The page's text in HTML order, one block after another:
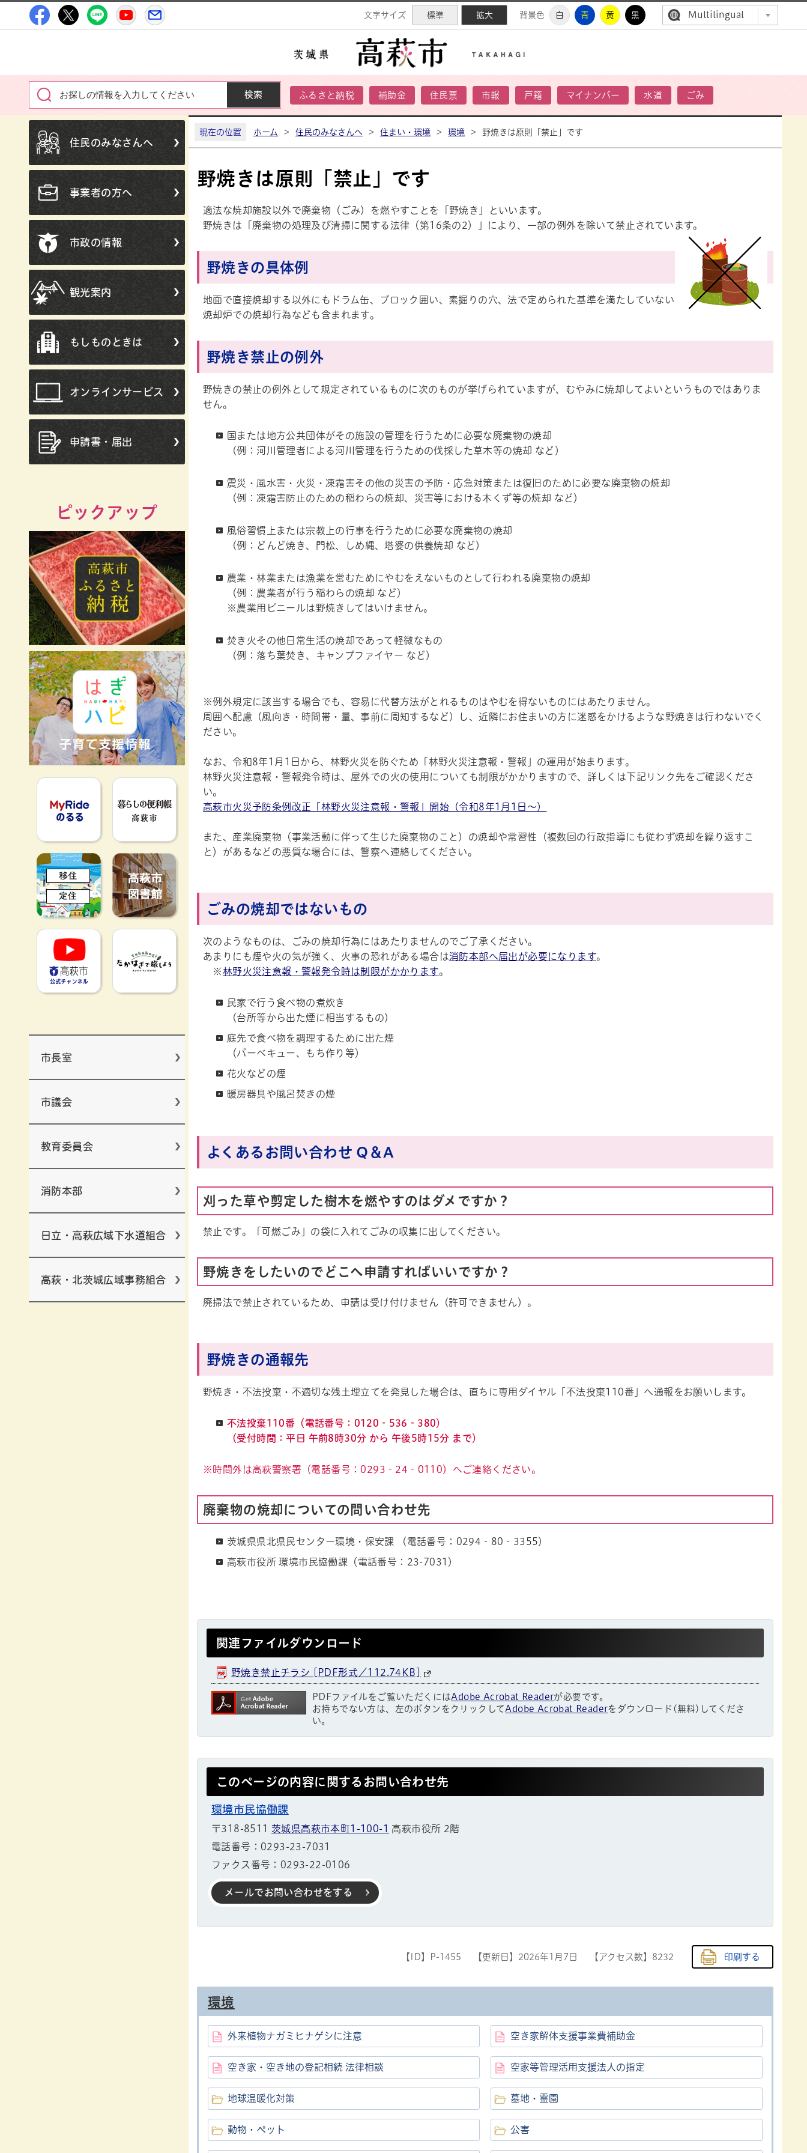
高萩市公式Facebook
高萩市公式X高萩市公式LINE
高萩市YouTube公式チャンネル 文字サイズ 標準 拡大 背景色 白 青 黄 黒 Multilingual
ふるさと納税 補助金 住民票 市報 戸籍 マイナンバー 水道 ごみ
住民のみなさんへ
事業者の方へ
市政の情報
観光案内
もしものときは
オンラインサービス
申請書・届出
ピックアップ
MyRideのるる 暮らしの便利帳
移住定住
高萩市YouTube公式チャンネル
たかはぎで旅しよう
市長室
市議会
教育委員会
消防本部
日立・高萩広域下水道組合
高萩・北茨城広域事務組合
現在の位置 ホーム > 住民のみなさんへ > 住まい・環境 > 環境 > 野焼きは原則「禁止」です
野焼きは原則「禁止」です
適法な焼却施設以外で廃棄物（ごみ）を燃やすことを「野焼き」といいます。
野焼きは「廃棄物の処理及び清掃に関する法律（第16条の2）」により、一部の例外を除いて禁止されています。
野焼きの具体例
地面で直接焼却する以外にもドラム缶、ブロック囲い、素掘りの穴、法で定められた基準を満たしていない
焼却炉での焼却行為なども含まれます。
野焼き禁止の例外
野焼きの禁止の例外として規定されているものに次のものが挙げられていますが、むやみに焼却してよいというものではありま
せん。
国または地方公共団体がその施設の管理を行うために必要な廃棄物の焼却
（例：河川管理者による河川管理を行うための伐採した草木等の焼却 など）
震災・風水害・火災・凍霜害その他の災害の予防・応急対策または復旧のために必要な廃棄物の焼却
（例：凍霜害防止のための稲わらの焼却、災害等における木くず等の焼却 など）
風俗習慣上または宗教上の行事を行うために必要な廃棄物の焼却
（例：どんど焼き、門松、しめ縄、塔婆の供養焼却 など）
農業・林業または漁業を営むためにやむをえないものとして行われる廃棄物の焼却
（例：農業者が行う稲わらの焼却 など）
※農業用ビニールは野焼きしてはいけません。
焚き火その他日常生活の焼却であって軽微なもの
（例：落ち葉焚き、キャンプファイヤー など）
※例外規定に該当する場合でも、容易に代替方法がとれるものはやむを得ないものにはあたりません。
周囲へ配慮（風向き・時間帯・量、事前に周知するなど）し、近隣にお住まいの方に迷惑をかけるような野焼きは行わないでく
ださい。
なお、令和8年1月1日から、林野火災を防ぐため「林野火災注意報・警報」の運用が始まります。
林野火災注意報・警報発令時は、屋外での火の使用についても制限がかかりますので、詳しくは下記リンク先をご確認くださ
い。
高萩市火災予防条例改正「林野火災注意報・警報」開始（令和8年1月1日～）
また、産業廃棄物（事業活動に伴って生じた廃棄物のこと）の焼却や常習性（複数回の行政指導にも従わず焼却を繰り返すこ
と）があるなどの悪質な場合には、警察へ連絡してください。
ごみの焼却ではないもの
次のようなものは、ごみの焼却行為にはあたりませんのでご了承ください。
あまりにも煙や火の気が強く、火事の恐れがある場合は消防本部へ届出が必要になります。
※林野火災注意報・警報発令時は制限がかかります。
民家で行う食べ物の煮炊き
（台所等から出た煙に相当するもの）
庭先で食べ物を調理するために出た煙
（バーベキュー、もち作り等）
花火などの煙
暖房器具や風呂焚きの煙
よくあるお問い合わせ Q＆A
刈った草や剪定した樹木を燃やすのはダメですか？
禁止です。「可燃ごみ」の袋に入れてごみの収集に出してください。
野焼きをしたいのでどこへ申請すればいいですか？
廃掃法で禁止されているため、申請は受け付けません（許可できません）。
野焼きの通報先
野焼き・不法投棄・不適切な残土埋立てを発見した場合は、直ちに専用ダイヤル「不法投棄110番」へ通報をお願いします。
不法投棄110番（電話番号：0120‐536‐380）
（受付時間：平日 午前8時30分 から 午後5時15分 まで）
※時間外は高萩警察署（電話番号：0293‐24‐0110）へご連絡ください。
廃棄物の焼却についての問い合わせ先
茨城県県北県民センター環境・保安課 （電話番号：0294‐80‐3355）
高萩市役所 環境市民協働課（電話番号：23-7031）
関連ファイルダウンロード
野焼き禁止チラシ [PDF形式／112.74KB]
PDFファイルをご覧いただくにはAdobe Acrobat Readerが必要です。
お持ちでない方は、左のボタンをクリックして Adobe Acrobat Readerをダウンロード(無料)してくださ
い。
このページの内容に関するお問い合わせ先
環境市民協働課
〒318-8511 茨城県高萩市本町1-100-1
高萩市役所 2階
電話番号：0293-23-7031
ファクス番号：0293-22-0106
メールでお問い合わせをする
【ID】 P-1455 【更新日】 2026年1月7日 【アクセス数】 8232 印刷する
環境
外来植物ナガミヒナゲシに注意 空き家解体支援事業費補助金
空き家・空き地の登記相続 法律相談 空家等管理活用支援法人の指定
地球温暖化対策 墓地・霊園
動物・ペット 公害